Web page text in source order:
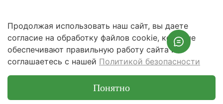
© 2025-2026 IBSAFE.RU – Интернет-магазин сейфов и
металлической мебели.
Информация о розничных ценах, технических
характеристиках, наличии на складе носит справочный
характер и не является публичной офертой.
Продолжая использовать наш сайт, вы даете
согласие на обработку файлов cookie, которые
обеспечивают правильную работу сайта и
соглашаетесь с нашей Политикой безопасности
Понятно